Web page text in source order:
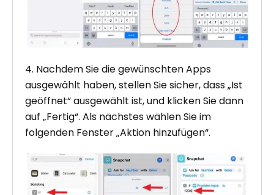
4. Nachdem Sie die gewünschten Apps
ausgewählt haben, stellen Sie sicher, dass „Ist
geöffnet“ ausgewählt ist, und klicken Sie dann
auf „Fertig“. Als nächstes wählen Sie im
folgenden Fenster „Aktion hinzufügen“.